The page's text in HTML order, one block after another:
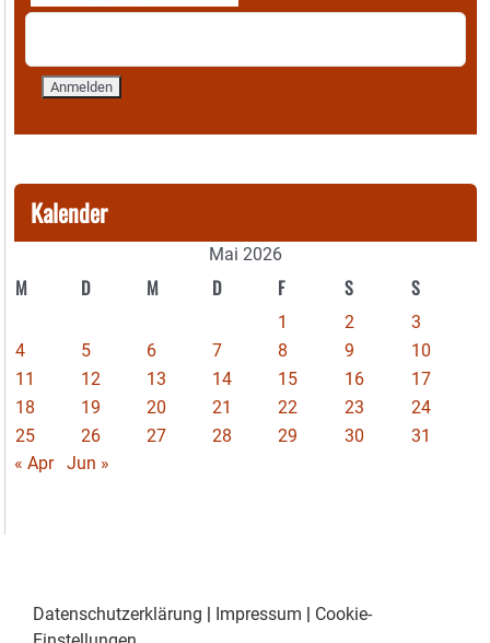
Kalender
Mai 2026
M D M D F S S
1 2
3
4
5 6 7 8 9
10
11
12 13 14 15 16
17
18
19 20 21 22 23
24
25
26 27 28 29 30
31
« Apr
Jun »
Datenschutzerklärung | Impressum | Cookie-